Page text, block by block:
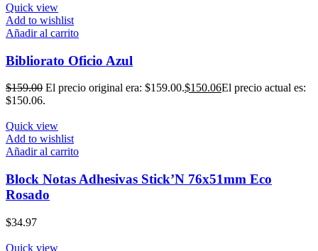
Quick view
Add to wishlist
Añadir al carrito
Bibliorato Oficio Azul
$159.00 El precio original era: $159.00.$150.06El precio actual es:
$150.06.
Quick view
Add to wishlist
Añadir al carrito
Block Notas Adhesivas Stick’N 76x51mm Eco
Rosado
$34.97
Quick view